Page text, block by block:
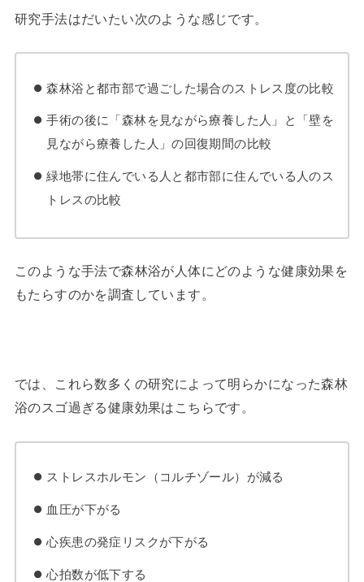
研究手法はだいたい次のような感じです。
森林浴と都市部で過ごした場合のストレス度の比較
手術の後に「森林を見ながら療養した人」と「壁を
見ながら療養した人」の回復期間の比較
緑地帯に住んでいる人と都市部に住んでいる人のス
トレスの比較
このような手法で森林浴が人体にどのような健康効果を
もたらすのかを調査しています。
では、これら数多くの研究によって明らかになった森林
浴のスゴ過ぎる健康効果はこちらです。
ストレスホルモン（コルチゾール）が減る
血圧が下がる
心疾患の発症リスクが下がる
心拍数が低下する